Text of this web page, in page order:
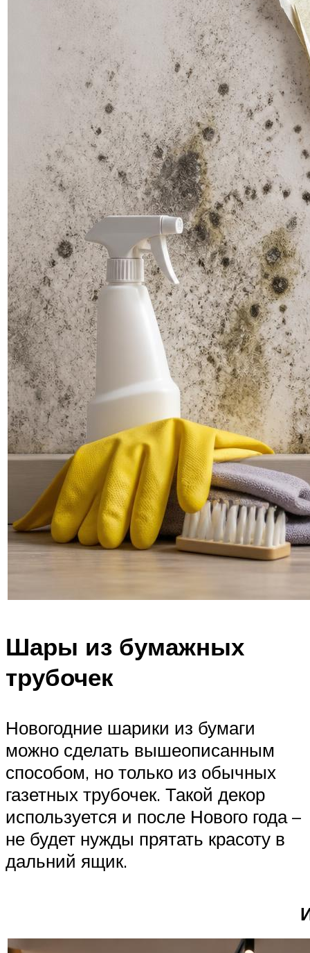
Шары из бумажных
трубочек
Новогодние шарики из бумаги
можно сделать вышеописанным
способом, но только из обычных
газетных трубочек. Такой декор
используется и после Нового года –
не будет нужды прятать красоту в
дальний ящик.